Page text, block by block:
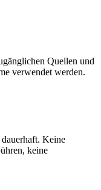
Quellen und
verwendet werden.
Keine
keine